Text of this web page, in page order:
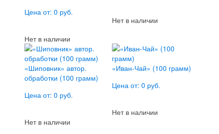
Цена от: 0 руб.
Нет в наличии
Нет в наличии
«Шиповник» автор.
обработки (100 грамм)
Цена от: 0 руб.
Нет в наличии
«Иван-Чай» (100 грамм)
Цена от: 0 руб.
Нет в наличии